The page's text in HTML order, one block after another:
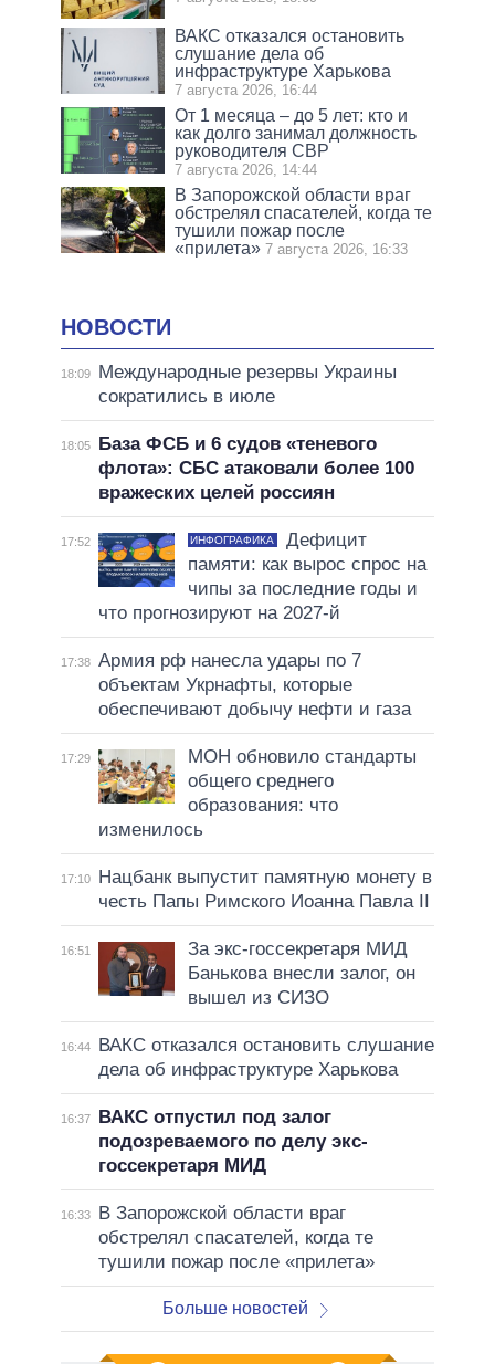
ВАКС отказался остановить
слушание дела об
инфраструктуре Харькова
7 августа 2026, 16:44
От 1 месяца – до 5 лет: кто и
как долго занимал должность
руководителя СВР
7 августа 2026, 14:44
В Запорожской области враг
обстрелял спасателей, когда те
тушили пожар после
«прилета» 7 августа 2026, 16:33
НОВОСТИ
18:09
Международные резервы Украины
сократились в июле
18:05
База ФСБ и 6 судов «теневого
флота»: СБС атаковали более 100
вражеских целей россиян
17:52 ИНФОГРАФИКА
Дефицит
памяти: как вырос спрос на
чипы за последние годы и
что прогнозируют на 2027-й
17:38 Армия рф нанесла удары по 7
объектам Укрнафты, которые
обеспечивают добычу нефти и газа
17:29
МОН обновило стандарты
общего среднего
образования: что
изменилось
17:10
Нацбанк выпустит памятную монету в
честь Папы Римского Иоанна Павла II
16:51
За экс-госсекретаря МИД
Банькова внесли залог, он
вышел из СИЗО
16:44
ВАКС отказался остановить слушание
дела об инфраструктуре Харькова
16:37
ВАКС отпустил под залог
подозреваемого по делу экс-
госсекретаря МИД
16:33
В Запорожской области враг
обстрелял спасателей, когда те
тушили пожар после «прилета»
Больше новостей